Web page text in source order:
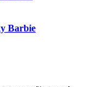
Barbie